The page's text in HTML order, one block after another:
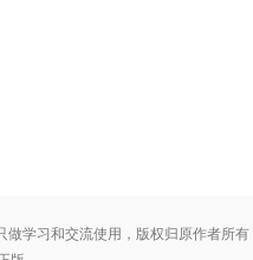
习和交流使用，版权归原作者所有